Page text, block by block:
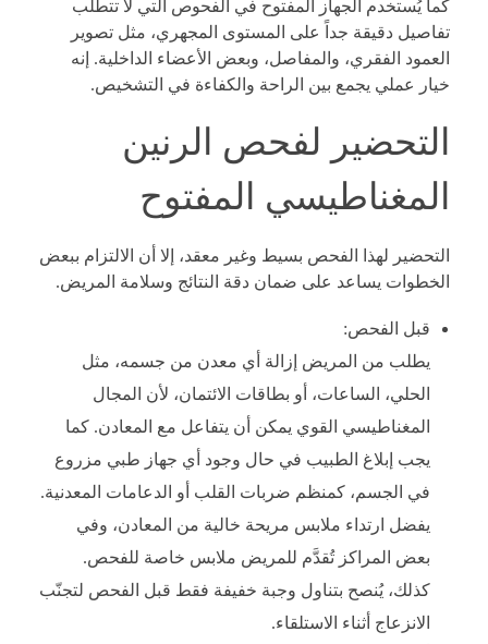
كما يُستخدم الجهاز المفتوح في الفحوص التي لا تتطلب
تفاصيل دقيقة جداً على المستوى المجهري، مثل تصوير
العمود الفقري، والمفاصل، وبعض الأعضاء الداخلية. إنه
خيار عملي يجمع بين الراحة والكفاءة في التشخيص.
التحضير لفحص الرنين
المغناطيسي المفتوح
التحضير لهذا الفحص بسيط وغير معقد، إلا أن الالتزام ببعض
الخطوات يساعد على ضمان دقة النتائج وسلامة المريض.
قبل الفحص:
يطلب من المريض إزالة أي معدن من جسمه، مثل
الحلي، الساعات، أو بطاقات الائتمان، لأن المجال
المغناطيسي القوي يمكن أن يتفاعل مع المعادن. كما
يجب إبلاغ الطبيب في حال وجود أي جهاز طبي مزروع
في الجسم، كمنظم ضربات القلب أو الدعامات المعدنية.
يفضل ارتداء ملابس مريحة خالية من المعادن، وفي
بعض المراكز تُقدَّم للمريض ملابس خاصة للفحص.
كذلك، يُنصح بتناول وجبة خفيفة فقط قبل الفحص لتجنّب
الانزعاج أثناء الاستلقاء.